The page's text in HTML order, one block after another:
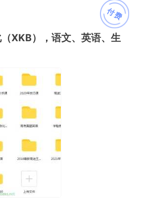
付费
XKB），语文、英语、生